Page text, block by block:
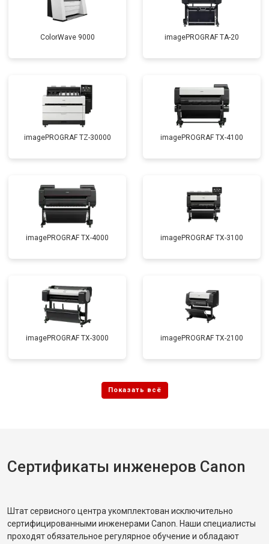
ColorWave 9000 imagePROGRAF TA-20
imagePROGRAF TZ-30000 imagePROGRAF TX-4100
imagePROGRAF TX-4000 imagePROGRAF TX-3100
imagePROGRAF TX-3000 imagePROGRAF TX-2100
Сертификаты инженеров Canon
Штат сервисного центра укомплектован исключительно
сертифицированными инженерами Canon. Наши специалисты
проходят обязательное регулярное обучение и обладают